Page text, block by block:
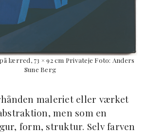
lærred, 73 × 92 cm Privateje Foto: Anders
Sune Berg
maleriet eller værket
men som en
form, struktur. Selv farven